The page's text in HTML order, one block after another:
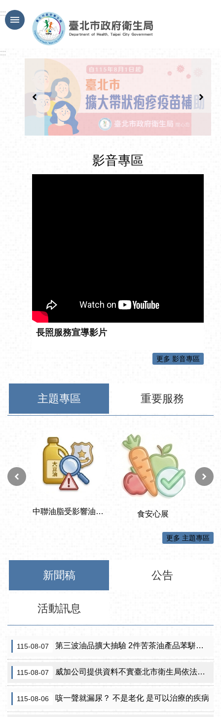
跳到主要內容區塊
:::
:::
影音專區
長照服務宣導影片
更多 影音專區
主題專區 重要服務
更多 主題專區
新聞稿 公告
活動訊息
115-08-07 第三波油品擴大抽驗 2件苦茶油產品苯駢芘超標 前已要求預防性下架
115-08-07 威加公司提供資料不實臺北市衛生局依法重罰300萬元 續查苦茶油及原料下游
115-08-06 咳一聲就漏尿？ 不是老化 是可以治療的疾病